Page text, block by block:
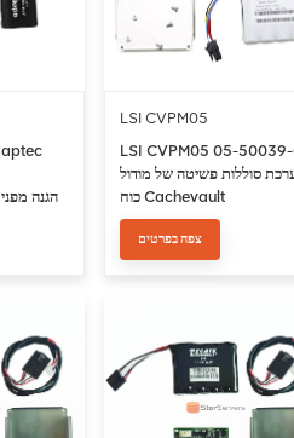
LSI CVPM05
LSI CVPM05 05-
סוללות פשיטה של מודול
כוח Cachevault
צפה בפרטים